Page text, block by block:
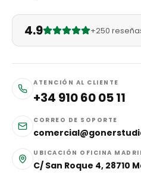
4.9 +250
ATENCIÓN AL CLIENTE
+34 910 60 05 11
CORREO DE SOPORTE
UBICACIÓN OFICINA
C/ San Roque 4, 28710